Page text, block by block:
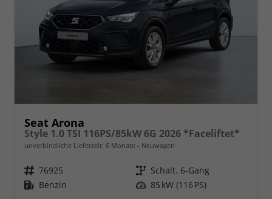
Seat Arona
Style 1.0 TSI 116PS/85kW 6G 2026 *Faceliftet*
unverbindliche Lieferzeit: 6 Monate Neuwagen
Fahrzeugnr. 76925 Getriebe Schalt. 6-Gang
Kraftstoff Benzin Leistung 85 kW (116 PS)